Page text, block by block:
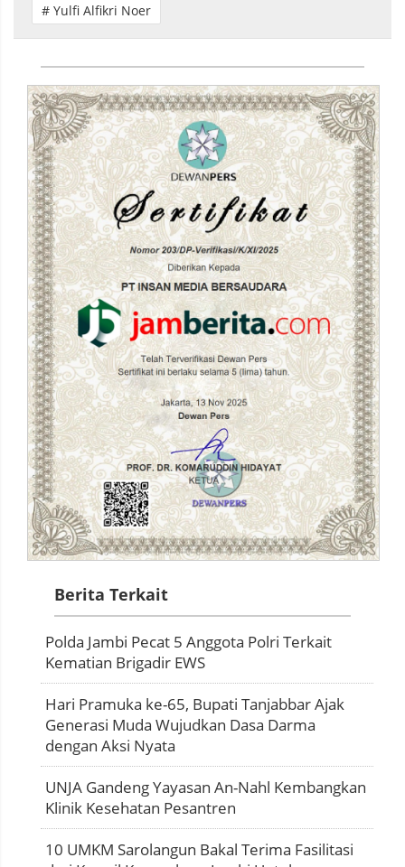
# Yulfi Alfikri Noer
Berita Terkait
Polda Jambi Pecat 5 Anggota Polri Terkait
Kematian Brigadir EWS
Hari Pramuka ke-65, Bupati Tanjabbar Ajak
Generasi Muda Wujudkan Dasa Darma
dengan Aksi Nyata
UNJA Gandeng Yayasan An-Nahl Kembangkan
Klinik Kesehatan Pesantren
10 UMKM Sarolangun Bakal Terima Fasilitasi